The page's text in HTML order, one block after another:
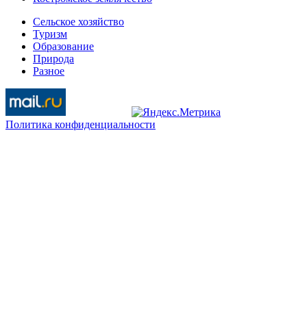
Сельское хозяйство
Туризм
Образование
Природа
Разное
Политика конфиденциальности